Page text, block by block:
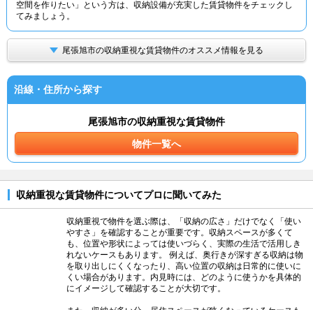
空間を作りたい」という方は、収納設備が充実した賃貸物件をチェックし
てみましょう。
尾張旭市の収納重視な賃貸物件のオススメ情報を見る
沿線・住所から探す
尾張旭市の収納重視な賃貸物件
物件一覧へ
収納重視な賃貸物件についてプロに聞いてみた
収納重視で物件を選ぶ際は、「収納の広さ」だけでなく「使い
やすさ」を確認することが重要です。収納スペースが多くて
も、位置や形状によっては使いづらく、実際の生活で活用しき
れないケースもあります。 例えば、奥行きが深すぎる収納は物
を取り出しにくくなったり、高い位置の収納は日常的に使いに
くい場合があります。内見時には、どのように使うかを具体的
にイメージして確認することが大切です。